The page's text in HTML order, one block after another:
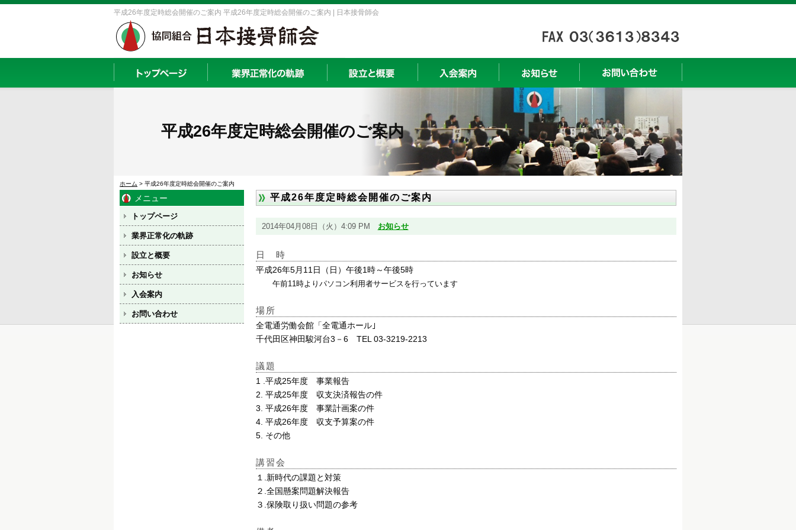
平成26年度定時総会開催のご案内 平成26年度定時総会開催のご案内 | 日本接骨師会
平成26年度定時総会開催のご案内
ホーム > 平成26年度定時総会開催のご案内
平成26年度定時総会開催のご案内
2014年04月08日（火）4:09 PM お知らせ
日 時
平成26年5月11日（日）午後1時～午後5時
午前11時よりパソコン利用者サービスを行っています
場所
全電通労働会館「全電通ホール｣
千代田区神田駿河台3－6 TEL 03-3219-2213
議題
1 .平成25年度 事業報告
2. 平成25年度 収支決済報告の件
3. 平成26年度 事業計画案の件
4. 平成26年度 収支予算案の件
5. その他
講習会
１.新時代の課題と対策
２.全国懸案問題解決報告
３.保険取り扱い問題の参考
メニュー
トップページ
業界正常化の軌跡
設立と概要
お知らせ
入会案内
お問い合わせ